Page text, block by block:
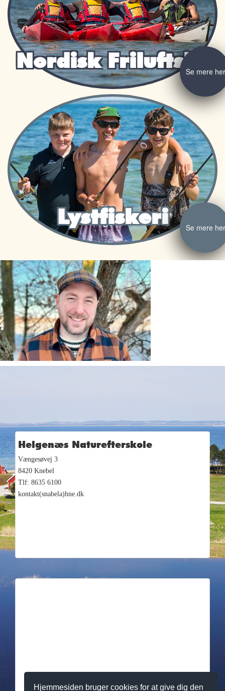
Hjemmesiden bruger cookies for at give dig den
Nordisk FriluftslivSe mere her
Lystfiskeri Se mere her
Helgenæs Naturefterskole
Vængesøvej 3
8420 Knebel
Tlf: 8635 6100
kontakt(snabela)hne.dk